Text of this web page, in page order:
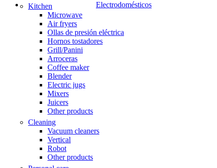
Electrodomésticos
Kitchen
Microwave
Air fryers
Ollas de presión eléctrica
Hornos tostadores
Grill/Panini
Arroceras
Coffee maker
Blender
Electric jugs
Mixers
Juicers
Other products
Cleaning
Vacuum cleaners
Vertical
Robot
Other products